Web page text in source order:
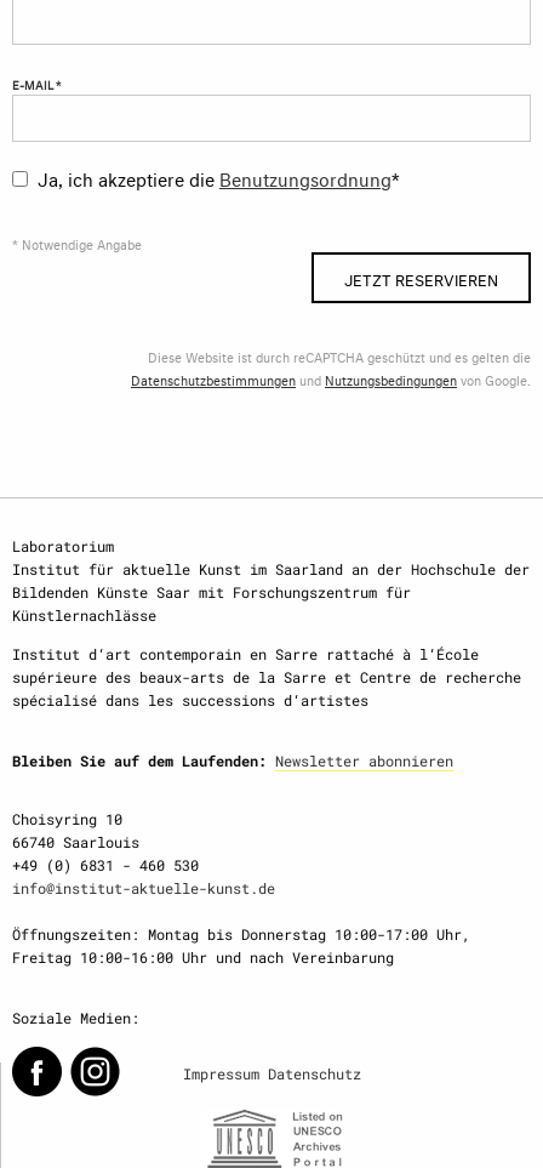
E-MAIL *
Ja, ich akzeptiere die Benutzungsordnung*
* Notwendige Angabe
JETZT RESERVIEREN
Diese Website ist durch reCAPTCHA geschützt und es gelten die
Datenschutzbestimmungen und Nutzungsbedingungenvon Google.
Laboratorium
Institut für aktuelle Kunst im Saarland an der Hochschule der
Bildenden Künste Saar mit Forschungszentrum für
Künstlernachlässe
Institut d‘art contemporain en Sarre rattaché à l‘École
supérieure des beaux-arts de la Sarre et Centre de recherche
spécialisé dans les successions d‘artistes
Bleiben Sie auf dem Laufenden: Newsletter abonnieren
Choisyring 10
66740 Saarlouis
+49 (0) 6831 - 460 530
info@institut-aktuelle-kunst.de
Öffnungszeiten: Montag bis Donnerstag 10:00-17:00 Uhr,
Freitag 10:00-16:00 Uhr und nach Vereinbarung
Soziale Medien:
Impressum Datenschutz